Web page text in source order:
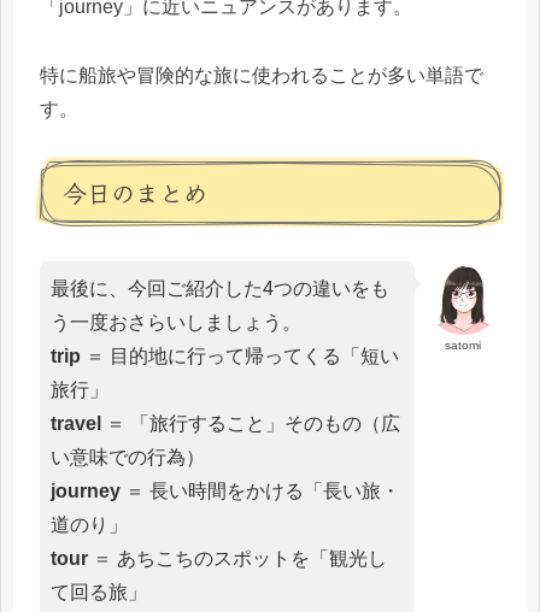
「journey」に近いニュアンスがあります。
特に船旅や冒険的な旅に使われることが多い単語で
す。
今日のまとめ
satomi
最後に、今回ご紹介した4つの違いをも
う一度おさらいしましょう。
trip ＝ 目的地に行って帰ってくる「短い
旅行」
travel
＝ 「旅行すること」そのもの（広
い意味での行為）
journey ＝ 長い時間をかける「長い旅・
道のり」
tour ＝ あちこちのスポットを「観光し
て回る旅」